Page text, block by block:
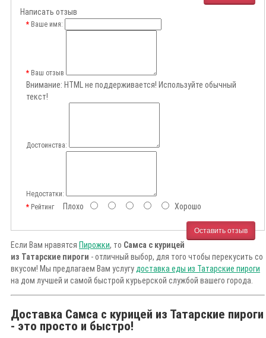
Написать отзыв
Ваше имя:
Ваш отзыв
Внимание: HTML не поддерживается! Используйте обычный
текст!
Достоинства:
Недостатки:
РейтингПлохо Хорошо
Оставить отзыв
Если Вам нравятся Пирожки, то Самса с курицей
из Татарские пироги - отличный выбор, для того чтобы перекусить со
вкусом! Мы предлагаем Вам услугу доставка еды из Татарские пироги
на дом лучшей и самой быстрой курьерской службой вашего города.
Доставка Самса с курицей из Татарские пироги
- это просто и быстро!